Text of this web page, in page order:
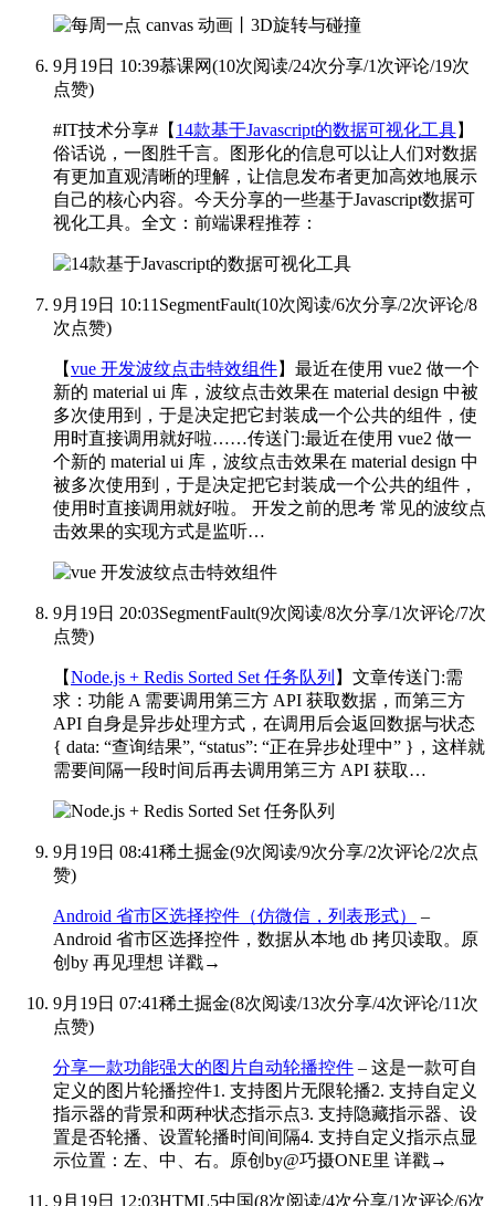
9月19日 10:39慕课网(10次阅读/24次分享/1次评论/19次
点赞)
#IT技术分享#【 14款基于Javascript的数据可视化工具】
俗话说，一图胜千言。图形化的信息可以让人们对数据
有更加直观清晰的理解，让信息发布者更加高效地展示
自己的核心内容。今天分享的一些基于Javascript数据可
视化工具。全文： 前端课程推荐：
9月19日 10:11 SegmentFault(10次阅读/6次分享/2次评论/8
次点赞)
【vue 开发波纹点击特效组件】最近在使用 vue2 做一个
新的 material ui 库，波纹点击效果在 material design 中被
多次使用到，于是决定把它封装成一个公共的组件，使
用时直接调用就好啦……传送门:最近在使用 vue2 做一
个新的 material ui 库，波纹点击效果在 material design 中
被多次使用到，于是决定把它封装成一个公共的组件，
使用时直接调用就好啦。 开发之前的思考 常见的波纹点
击效果的实现方式是监听…
9月19日 20:03SegmentFault(9次阅读/8次分享/1次评论/7次
点赞)
【Node.js + Redis Sorted Set 任务队列 】文章传送门:需
求：功能 A 需要调用第三方 API 获取数据，而第三方
API 自身是异步处理方式，在调用后会返回数据与状态
{ data: “查询结果”, “status”: “正在异步处理中” }，这样就
需要间隔一段时间后再去调用第三方 API 获取…
9月19日 08:41稀土掘金(9次阅读/9次分享/2次评论/2次点
赞)
Android 省市区选择控件（仿微信，列表形式）
–
Android 省市区选择控件，数据从本地 db 拷贝读取。原
创by 再见理想 详戳→
9月19日 07:41稀土掘金(8次阅读/13次分享/4次评论/11次
点赞)
分享一款功能强大的图片自动轮播控件 – 这是一款可自
定义的图片轮播控件1. 支持图片无限轮播2. 支持自定义
指示器的背景和两种状态指示点3. 支持隐藏指示器、设
置是否轮播、设置轮播时间间隔4. 支持自定义指示点显
示位置：左、中、右。原创by@巧摄ONE里 详戳→
9月19日 12:03HTML5中国(8次阅读/4次分享/1次评论/6次